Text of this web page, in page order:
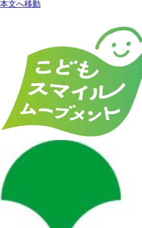
本文へ移動